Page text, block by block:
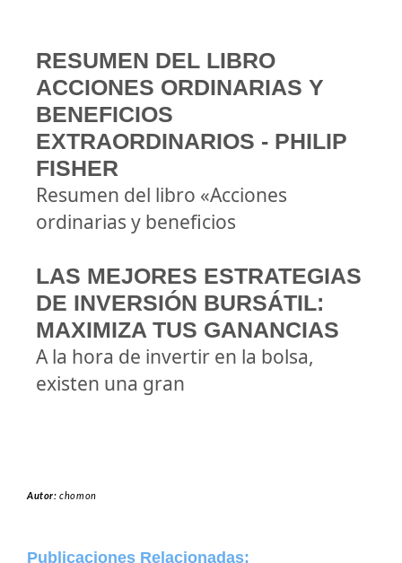
RESUMEN DEL LIBRO
ACCIONES ORDINARIAS Y
BENEFICIOS
EXTRAORDINARIOS - PHILIP
FISHER
Resumen del libro «Acciones
ordinarias y beneficios
LAS MEJORES ESTRATEGIAS
DE INVERSIÓN BURSÁTIL:
MAXIMIZA TUS GANANCIAS
A la hora de invertir en la bolsa,
existen una gran
Autor:chomon
Publicaciones Relacionadas: